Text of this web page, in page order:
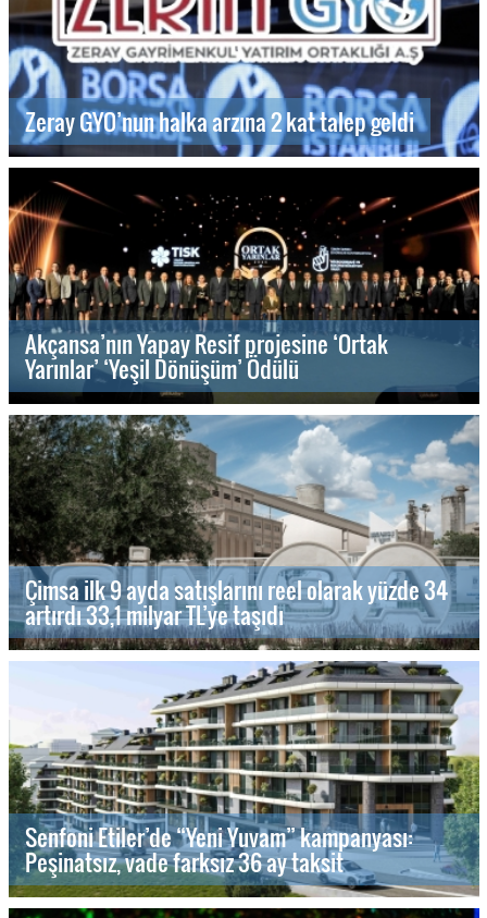
Zeray GYO’nun halka arzına 2 kat talep geldi
Akçansa’nın Yapay Resif projesine ‘Ortak
Yarınlar’ ‘Yeşil Dönüşüm’ Ödülü
Çimsa ilk 9 ayda satışlarını reel olarak yüzde 34
artırdı 33,1 milyar TL’ye taşıdı
Senfoni Etiler’de “Yeni Yuvam” kampanyası:
Peşinatsız, vade farksız 36 ay taksit